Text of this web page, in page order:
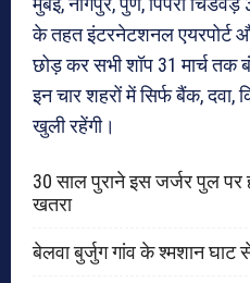
के तहत इंटरनेटशनल एयरपोर्ट
छोड़ कर सभी शॉप 31 मार्च तक
इन चार शहरों में सिर्फ बैंक, दवा,
खुली रहेंगी।
30 साल पुराने इस जर्जर पुल पर
खतरा
बेलवा बुर्जुग गांव के श्मशान